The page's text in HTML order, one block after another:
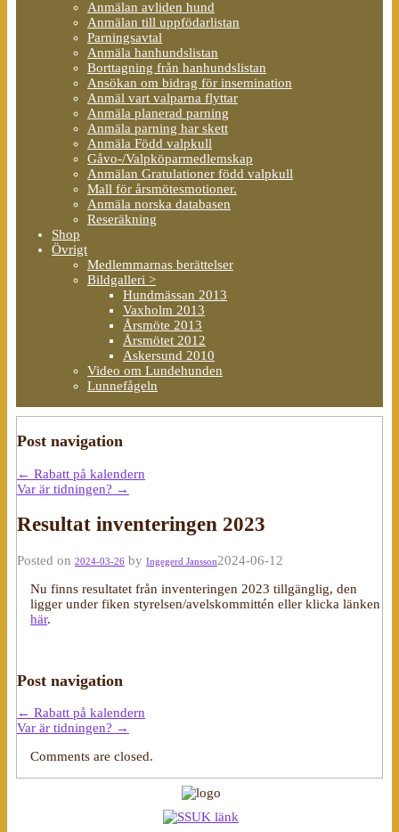
Anmälan avliden hund
Anmälan till uppfödarlistan
Parningsavtal
Anmäla hanhundslistan
Borttagning från hanhundslistan
Ansökan om bidrag för insemination
Anmäl vart valparna flyttar
Anmäla planerad parning
Anmäla parning har skett
Anmäla Född valpkull
Gåvo-/Valpköparmedlemskap
Anmälan Gratulationer född valpkull
Mall för årsmötesmotioner.
Anmäla norska databasen
Reseräkning
Shop
Övrigt
Medlemmarnas berättelser
Bildgalleri >
Hundmässan 2013
Vaxholm 2013
Årsmöte 2013
Årsmötet 2012
Askersund 2010
Video om Lundehunden
Lunnefågeln
Post navigation
← Rabatt på kalendern
Var är tidningen? →
Resultat inventeringen 2023
Posted on 2024-03-26 by Ingegerd Jansson2024-06-12
Nu finns resultatet från inventeringen 2023 tillgänglig, den
ligger under fiken styrelsen/avelskommittén eller klicka länken
här.
Post navigation
← Rabatt på kalendern
Var är tidningen? →
Comments are closed.